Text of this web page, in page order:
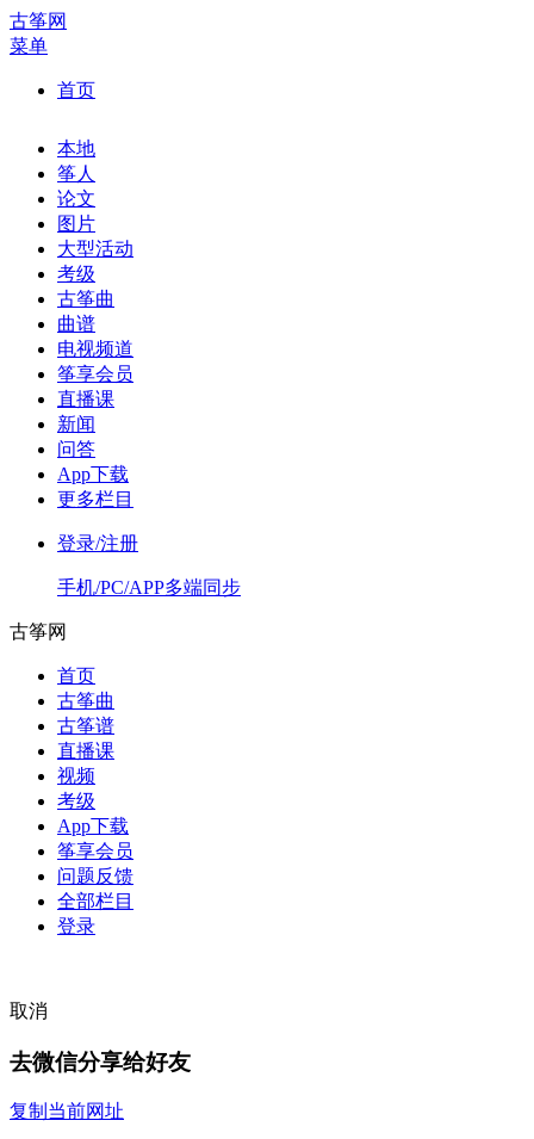
古筝网
菜单
首页
本地
筝人
论文
图片
大型活动
考级
古筝曲
曲谱
电视频道
筝享会员
直播课
新闻
问答
App下载
更多栏目
登录/注册
手机/PC/APP多端同步
古筝网
首页
古筝曲
古筝谱
直播课
视频
考级
App下载
筝享会员
问题反馈
全部栏目
登录
取消
去微信分享给好友
复制当前网址